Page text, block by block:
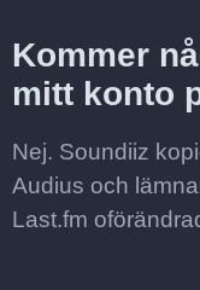
Kommer
mitt konto
Nej. Soundiiz
Audius och
Last.fm